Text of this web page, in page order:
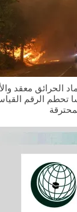
الحرائق معقد
تحطم الرقم